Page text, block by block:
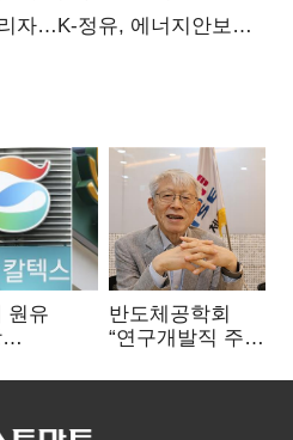
자…K-정유, 에너지안보
원유
너지안보
반도체공학회
“연구개발직 주
개선해야”